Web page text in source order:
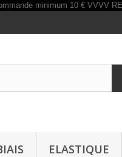
ELASTIQUE